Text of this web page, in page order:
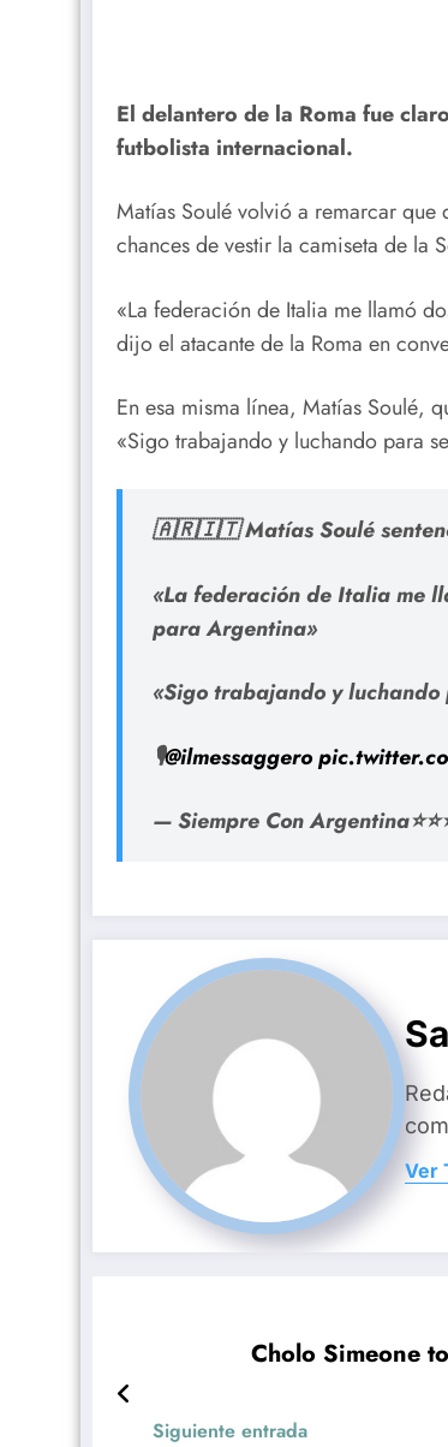
El delantero de la Roma fue
futbolista internacional.
Matías Soulé volvió a remarcar
chances de vestir la camiseta de la
«La federación de Italia me llamó
dijo el atacante de la Roma en
En esa misma línea, Matías Soulé,
«Sigo trabajando y luchando para
🇦🇷🇮🇹 Matías Soulé
«La federación de Italia me
para Argentina»
«Sigo trabajando y
🎙️@ilmessaggero
— Siempre Con
Ver
Cholo Simeone
Siguiente entrada